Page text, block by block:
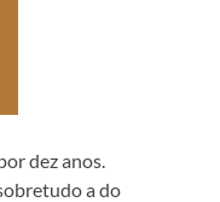
dez anos.
a do